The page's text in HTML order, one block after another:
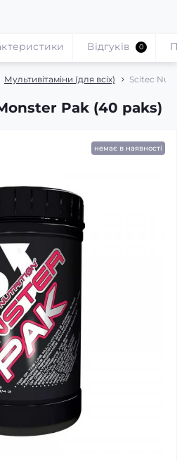
Мультивітаміни (для всіх) Scitec
Pak (40 paks)
Відгуків 0
немає в наявності